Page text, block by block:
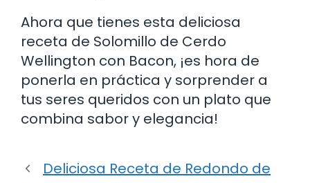
Ahora que tienes esta deliciosa
receta de Solomillo de Cerdo
Wellington con Bacon, ¡es hora de
ponerla en práctica y sorprender a
tus seres queridos con un plato que
combina sabor y elegancia!
Deliciosa Receta de Redondo de